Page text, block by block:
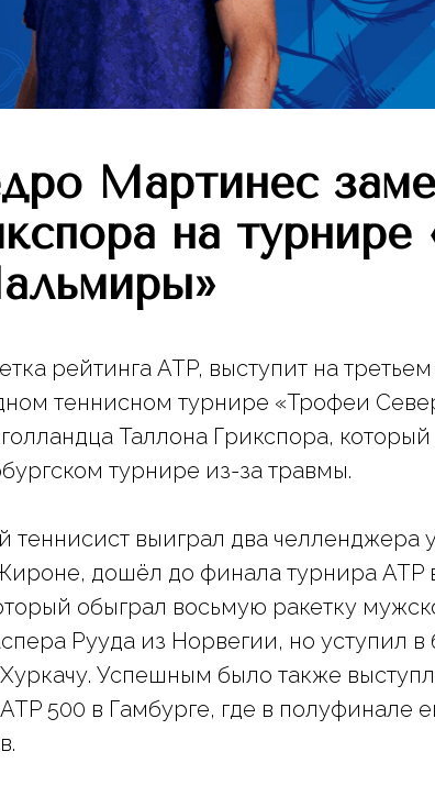
Мартинес
на
рейтинга ATP, выступит на третьем
теннисном турнире «Трофеи
Таллона Грикспора,
турнире из-за травмы.
теннисист выиграл два челленджера
дошёл до финала турнира ATP
обыграл восьмую ракетку
Рууда из Норвегии, но уступил в
Успешным было также
500 в Гамбурге, где в полуфинале